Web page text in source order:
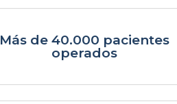
Más de 40.000 pacientes
operados